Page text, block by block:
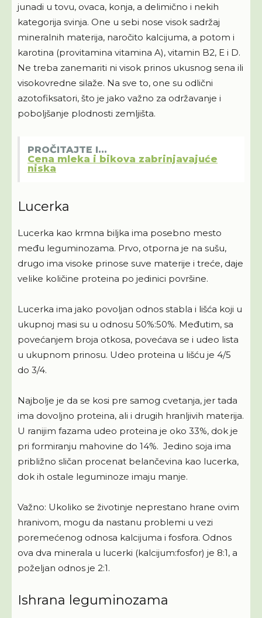
junadi u tovu, ovaca, konja, a delimično i nekih
kategorija svinja. One u sebi nose visok sadržaj
mineralnih materija, naročito kalcijuma, a potom i
karotina (provitamina vitamina A), vitamin B2, E i D.
Ne treba zanemariti ni visok prinos ukusnog sena ili
visokovredne silaže. Na sve to, one su odlični
azotofiksatori, što je jako važno za održavanje i
poboljšanje plodnosti zemljišta.
PROČITAJTE I...
Cena mleka i bikova zabrinjavajuće
niska
Lucerka
Lucerka kao krmna biljka ima posebno mesto
među leguminozama. Prvo, otporna je na sušu,
drugo ima visoke prinose suve materije i treće, daje
velike količine proteina po jedinici površine.
Lucerka ima jako povoljan odnos stabla i lišća koji u
ukupnoj masi su u odnosu 50%:50%. Međutim, sa
povećanjem broja otkosa, povećava se i udeo lista
u ukupnom prinosu. Udeo proteina u lišću je 4/5
dо 3/4.
Najbolje je da se kosi pre samog cvetanja, jer tada
ima dovoljno proteina, ali i drugih hranljivih materija.
U ranijim fazama udeo proteina je oko 33%, dok je
pri formiranju mahovine do 14%. Jedino soja ima
približno sličan procenat belančevina kao lucerka,
dok ih ostale leguminoze imaju manje.
Važno: Ukoliko se životinje neprestano hrane ovim
hranivom, mogu da nastanu problemi u vezi
poremećenog odnosa kalcijuma i fosfora. Odnos
ova dva minerala u lucerki (kalcijum:fosfor) je 8:1, a
poželjan odnos je 2:1.
Ishrana leguminozama